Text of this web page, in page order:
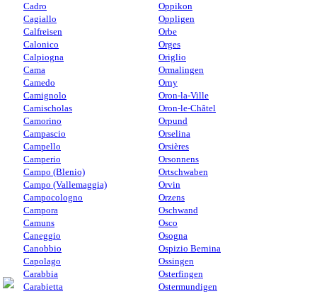
Cadro
Cagiallo
Calfreisen
Calonico
Calpiogna
Cama
Camedo
Camignolo
Camischolas
Camorino
Campascio
Campello
Camperio
Campo (Blenio)
Campo (Vallemaggia)
Campocologno
Campora
Camuns
Caneggio
Canobbio
Capolago
Carabbia
Carabietta
Oppikon
Oppligen
Orbe
Orges
Origlio
Ormalingen
Orny
Oron-la-Ville
Oron-le-Châtel
Orpund
Orselina
Orsières
Orsonnens
Ortschwaben
Orvin
Orzens
Oschwand
Osco
Osogna
Ospizio Bernina
Ossingen
Osterfingen
Ostermundigen